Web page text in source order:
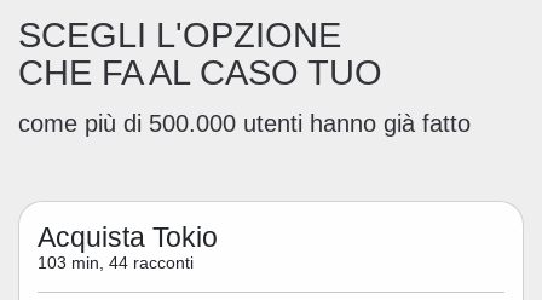
SCEGLI L'OPZIONE
CHE FA AL CASO TUO
come più di 500.000 utenti hanno già fatto
Acquista Tokio
103 min, 44 racconti